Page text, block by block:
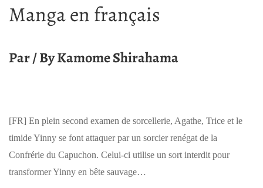
Manga en français
Par / By Kamome Shirahama
[FR] En plein second examen de sorcellerie, Agathe, Trice et le
timide Yinny se font attaquer par un sorcier renégat de la
Confrérie du Capuchon. Celui-ci utilise un sort interdit pour
transformer Yinny en bête sauvage…